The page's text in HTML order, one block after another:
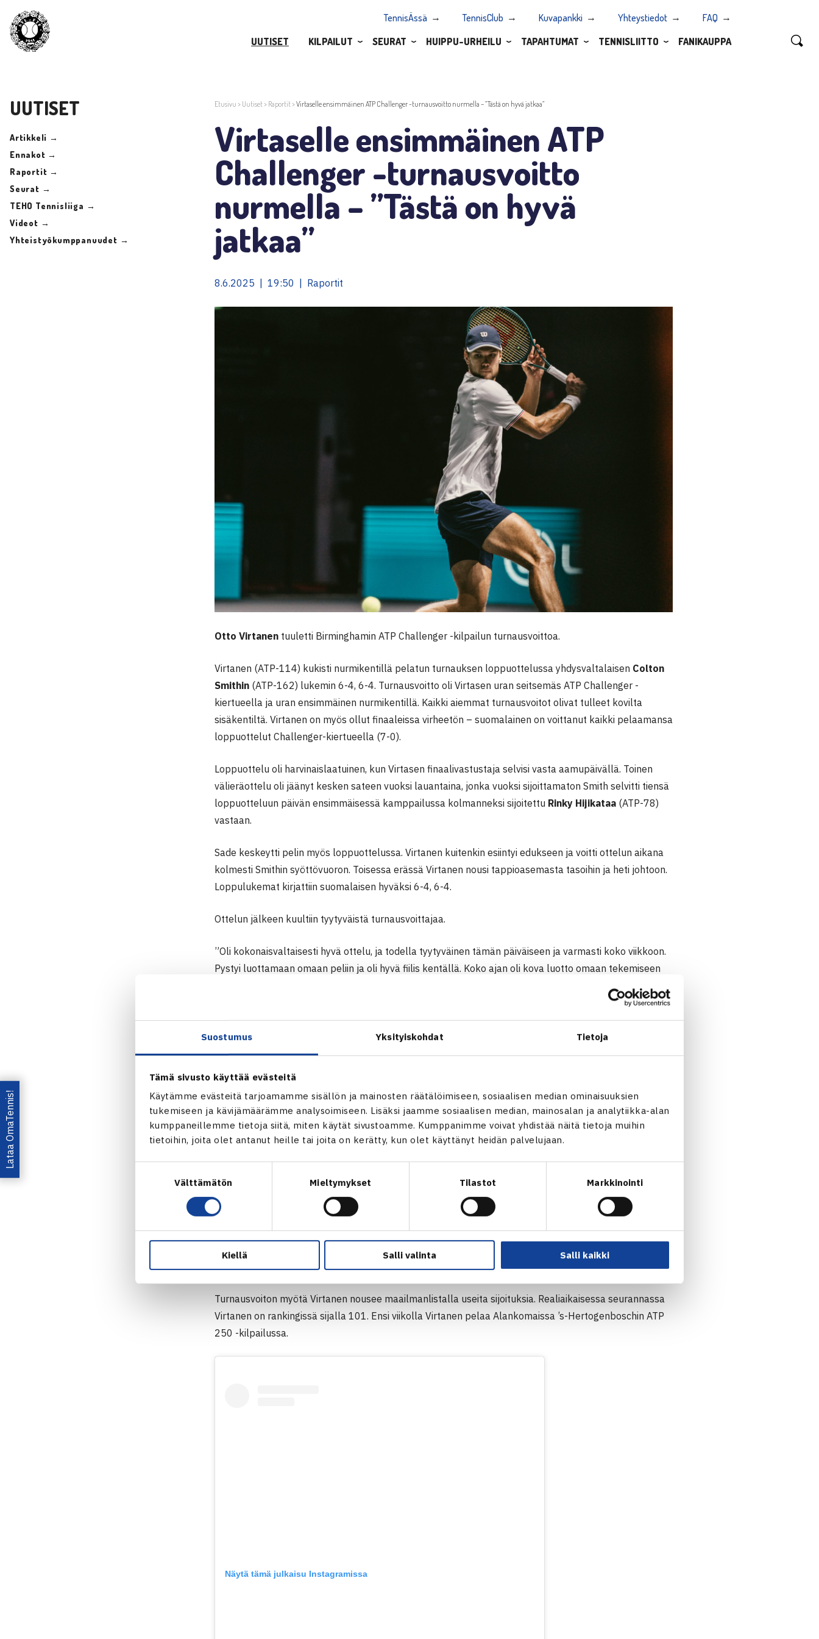
Suostumus Yksityiskohdat Tietoja
Tämä sivusto käyttää evästeitä
Käytämme evästeitä tarjoamamme sisällön ja mainosten räätälöimiseen, sosiaalisen median ominaisuuksien
tukemiseen ja kävijämäärämme analysoimiseen. Lisäksi jaamme sosiaalisen median, mainosalan ja analytiikka-alan
kumppaneillemme tietoja siitä, miten käytät sivustoamme. Kumppanimme voivat yhdistää näitä tietoja muihin
tietoihin, joita olet antanut heille tai joita on kerätty, kun olet käyttänyt heidän palvelujaan.
Välttämätön Mieltymykset Tilastot Markkinointi
Kiellä Salli valinta Salli kaikki
TennisÄssä TennisClub Kuvapankki Yhteystiedot
FAQ
UUTISET
KILPAILUT SEURAT HUIPPU-URHEILU TAPAHTUMAT TENNISLIITTO FANIKAUPPA
UUTISET
Artikkeli →
Ennakot →
Raportit →
Seurat →
TEHO Tennisliiga →
Videot →
Yhteistyökumppanuudet →
Etusivu > Uutiset> Raportit>Virtaselle ensimmäinen ATP Challenger -turnausvoitto nurmella – ”Tästä on hyvä jatkaa”
Virtaselle ensimmäinen ATP
Challenger -turnausvoitto
nurmella – ”Tästä on hyvä
jatkaa”
8.6.2025 | 19:50 | Raportit
Otto Virtanen tuuletti Birminghamin ATP Challenger -kilpailun turnausvoittoa.
Virtanen (ATP-114) kukisti nurmikentillä pelatun turnauksen loppuottelussa yhdysvaltalaisen Colton
Smithin (ATP-162) lukemin 6-4, 6-4. Turnausvoitto oli Virtasen uran seitsemäs ATP Challenger -
kiertueella ja uran ensimmäinen nurmikentillä. Kaikki aiemmat turnausvoitot olivat tulleet kovilta
sisäkentiltä. Virtanen on myös ollut finaaleissa virheetön – suomalainen on voittanut kaikki pelaamansa
loppuottelut Challenger-kiertueella (7-0).
Loppuottelu oli harvinaislaatuinen, kun Virtasen finaalivastustaja selvisi vasta aamupäivällä. Toinen
välieräottelu oli jäänyt kesken sateen vuoksi lauantaina, jonka vuoksi sijoittamaton Smith selvitti tiensä
loppuotteluun päivän ensimmäisessä kamppailussa kolmanneksi sijoitettu Rinky Hijikataa (ATP-78)
vastaan.
Sade keskeytti pelin myös loppuottelussa. Virtanen kuitenkin esiintyi edukseen ja voitti ottelun aikana
kolmesti Smithin syöttövuoron. Toisessa erässä Virtanen nousi tappioasemasta tasoihin ja heti johtoon.
Loppulukemat kirjattiin suomalaisen hyväksi 6-4, 6-4.
Ottelun jälkeen kuultiin tyytyväistä turnausvoittajaa.
”Oli kokonaisvaltaisesti hyvä ottelu, ja todella tyytyväinen tämän päiväiseen ja varmasti koko viikkoon.
Pystyi luottamaan omaan peliin ja oli hyvä fiilis kentällä. Koko ajan oli kova luotto omaan tekemiseen
Virtanen kehui myös yhdysvaltalaista vastustajaa, joka oli sijoittamattomana pelaajana suomalaisen
tapaan edennyt loppuotteluun.
muutaman murron ja onnistuin laittamaan vastustajan tiukille omissa syötöissä. Ei tullut kuitenkaan
ilmaisia pisteitä pelissä ja huomasi, että vastustaja on pelannut myös koko viikon hyvin.”
Virtasen alkukausi on ollut vaikeampi, kun menestystä ei ole tullut kiertueella. Ennen Birminghamin
”Tämä turnausvoitto on iso itselleni. On ollut joitakin hyviä viikkoja, mutta en ole oikein löytynyt
tasaisuutta. On tietenkin kiva, että heti ensimmäisellä viikolla nurmikaudella onnistuu ja tästä on hyvä
jatkaa. Otetaan nurmikaudella matsi kerrallaan ja heti ensi viikolla täysi fokus tourilla. Viikko kerrallaan
mennään ja Wimbledoniin täysi rähinä päälle.”
ATP CHALLENGER 125 | ISO-BRITANNIA
Turnausvoiton myötä Virtanen nousee maailmanlistalla useita sijoituksia. Realiaikaisessa seurannassa
Virtanen on rankingissä sijalla 101. Ensi viikolla Virtanen pelaa Alankomaissa ’s-Hertogenboschin ATP
250 -kilpailussa.
Näytä tämä julkaisu Instagramissa
Lataa OmaTennis!